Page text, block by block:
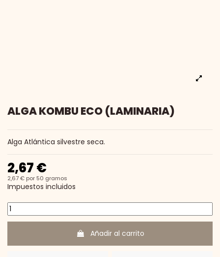
ALGA KOMBU ECO (LAMINARIA)
Alga Atlántica silvestre seca.
2,67 €
2,67 € por 50 gramos
Impuestos incluidos
Añadir al carrito